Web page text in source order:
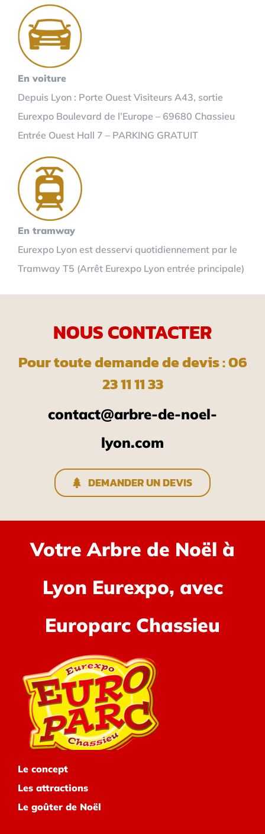
En voiture
Depuis Lyon : Porte Ouest Visiteurs A43, sortie
Eurexpo Boulevard de l’Europe – 69680 Chassieu
Entrée Ouest Hall 7 – PARKING GRATUIT
En tramway
Eurexpo Lyon est desservi quotidiennement par le
Tramway T5 (Arrêt Eurexpo Lyon entrée principale)
NOUS CONTACTER
Pour toute demande de devis : 06
23 11 11 33
contact@arbre-de-noel-
lyon.com
DEMANDER UN DEVIS
Votre Arbre de Noël à
Lyon Eurexpo, avec
Europarc Chassieu
Le concept
Les attractions
Le goûter de Noël